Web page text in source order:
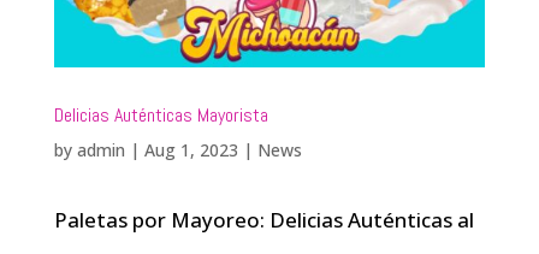
Delicias Auténticas Mayorista
by admin | Aug 1, 2023 | News
Paletas por Mayoreo: Delicias Auténticas al